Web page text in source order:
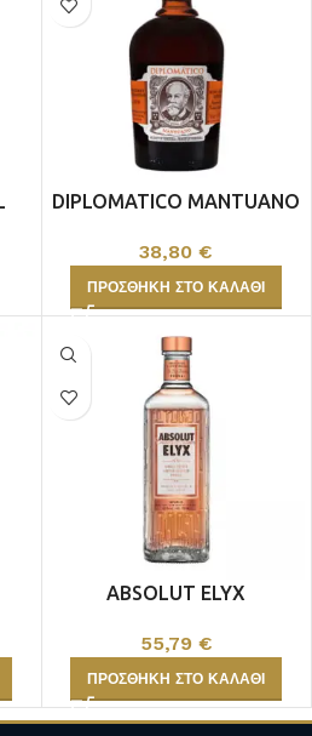
DIPLOMATICO MANTUANO
38,80€
ΠΡΟΣΘΉΚΗ ΣΤΟ ΚΑΛΆΘΙ
ABSOLUT ELYX
55,79 €
ΠΡΟΣΘΉΚΗ ΣΤΟ ΚΑΛΆΘΙ